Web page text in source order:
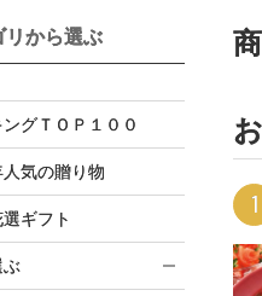
リから選ぶ
グＴＯＰ１００
気の贈り物
ギフト
1